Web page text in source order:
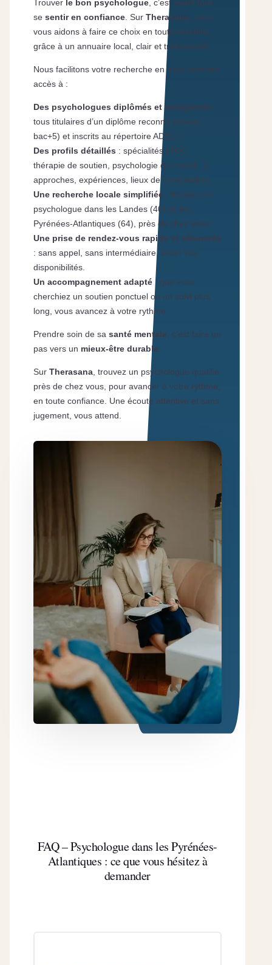
Trouver le bon psychologue, c’est avant tout
se sentir en confiance. Sur Therasana , nous
vous aidons à faire ce choix en toute sérénité,
grâce à un annuaire local, clair et transparent.
Nous facilitons votre recherche en vous donnant
accès à :
Des psychologues diplômés et enregistrés :
tous titulaires d’un diplôme reconnu (niveau
bac+5) et inscrits au répertoire ADELI.
Des profils détaillés : spécialités (TCC,
thérapie de soutien, psychologie du travail…),
approches, expériences, lieux de consultation.
Une recherche locale simplifiée : trouvez un
psychologue dans les Landes (40) ou les
Pyrénées-Atlantiques (64), près de chez vous.
Une prise de rendez-vous rapide et sécurisée
: sans appel, sans intermédiaire, selon vos
disponibilités.
Un accompagnement adapté: que vous
cherchiez un soutien ponctuel ou un suivi plus
long, vous avancez à votre rythme.
Prendre soin de sa santé mentale , c’est faire un
pas vers un mieux-être durable
Sur Therasana, trouvez un psychologue qualifié
près de chez vous, pour avancer à votre rythme,
en toute confiance. Une écoute attentive et sans
jugement, vous attend.
FAQ – Psychologue dans les Pyrénées-
Atlantiques : ce que vous hésitez à
demander